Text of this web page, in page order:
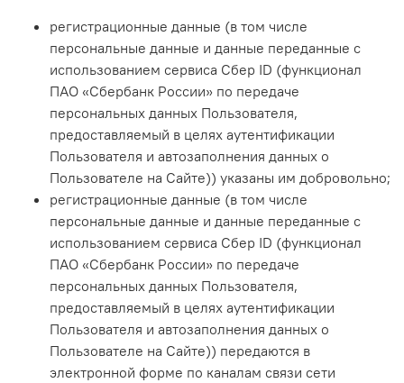
регистрационные данные (в том числе
персональные данные и данные переданные с
использованием сервиса Сбер ID (функционал
ПАО «Сбербанк России» по передаче
персональных данных Пользователя,
предоставляемый в целях аутентификации
Пользователя и автозаполнения данных о
Пользователе на Сайте)) указаны им добровольно;
регистрационные данные (в том числе
персональные данные и данные переданные с
использованием сервиса Сбер ID (функционал
ПАО «Сбербанк России» по передаче
персональных данных Пользователя,
предоставляемый в целях аутентификации
Пользователя и автозаполнения данных о
Пользователе на Сайте)) передаются в
электронной форме по каналам связи сети